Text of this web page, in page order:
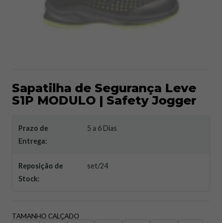
Sapatilha de Segurança Leve
S1P MODULO | Safety Jogger
Prazo de
Entrega:
5 a 6 Dias
Reposição de
Stock:
set/24
TAMANHO CALÇADO